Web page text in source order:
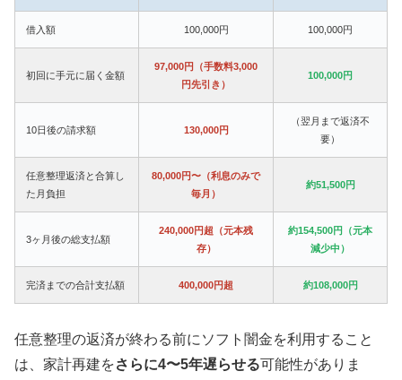
借入額 100,000円 100,000円
初回に手元に届く金額
97,000円（手数料3,000
円先引き）
100,000円
10日後の請求額 130,000円
（翌月まで返済不
要）
任意整理返済と合算し
た月負担
80,000円〜（利息のみで
毎月）
約51,500円
3ヶ月後の総支払額
240,000円超（元本残
存）
約154,500円（元本
減少中）
完済までの合計支払額 400,000円超 約108,000円
任意整理の返済が終わる前にソフト闇金を利用すること
は、家計再建をさらに4〜5年遅らせる可能性がありま